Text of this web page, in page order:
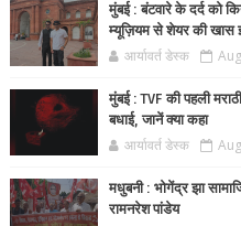
मुंबई : बंटवारे के दर्द को
म्यूज़ियम से शेयर की
आर्यावर्त डेस्क
मुंबई : TVF की पहली
बधाई, जानें क्या कहा
आर्यावर्त डेस्क
मधुबनी : भोगेंद्र झा
रामनरेश पांडेय